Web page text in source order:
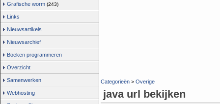
Grafische worm (243)
Links
Nieuwsartikels
Nieuwsarchief
Boeken programmeren
Overzicht
Samenwerken
Webhosting
Categorieën > Overige
java url bekijken